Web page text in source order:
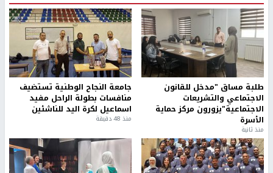
طلبة مساق "مدخل للقانون
الاجتماعي والتشريعات
الاجتماعية"يزورون مركز حماية
الأسرة
منذ ثانية
جامعة النجاح الوطنية تستضيف
منافسات بطولة الراحل مفيد
اسماعيل لكرة اليد للناشئين
منذ 48 دقيقة